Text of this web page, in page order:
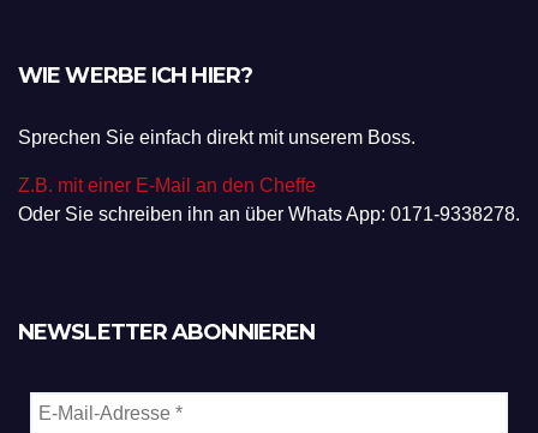
WIE WERBE ICH HIER?
Sprechen Sie einfach direkt mit unserem Boss.
Z.B. mit einer E-Mail an den Cheffe
Oder Sie schreiben ihn an über Whats App: 0171-9338278.
NEWSLETTER ABONNIEREN